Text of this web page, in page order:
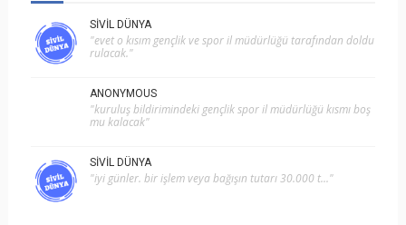
SIVIL DÜNYA
"evet o kısım gençlik ve spor i̇l müdürlüğü tarafından doldu
rulacak."
ANONYMOUS
"kuruluş bildirimindeki gençlik spor il müdürlüğü kısmı boş
mu kalacak"
SIVIL DÜNYA
"i̇yi günler. bir işlem veya bağışın tutarı 30.000 t..."